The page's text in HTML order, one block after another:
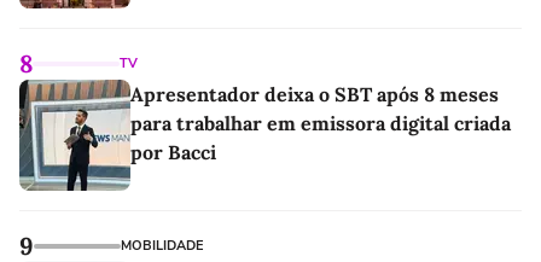
8 TV
Apresentador deixa o SBT após 8 meses
para trabalhar em emissora digital criada
por Bacci
9 MOBILIDADE